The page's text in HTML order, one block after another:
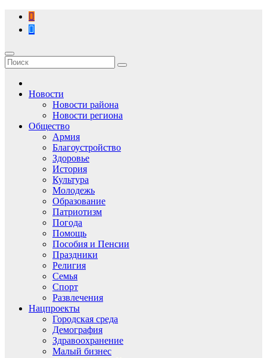
Перейти
содержимому
Новости
Новости района
Новости региона
Общество
Армия
Благоустройство
Здоровье
История
Культура
Молодежь
Образование
Патриотизм
Погода
Помощь
Пособия и Пенсии
Праздники
Религия
Семья
Спорт
Развлечения
Нацпроекты
Городская среда
Демография
Здравоохранение
Малый бизнес